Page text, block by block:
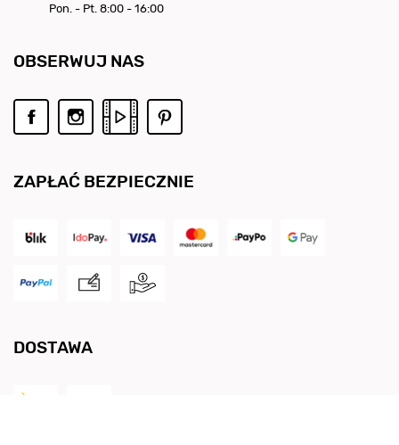
Pon. - Pt. 8:00 - 16:00
ZAPŁAĆ BEZPIECZNIE
DOSTAWA
OBSERWUJ NAS